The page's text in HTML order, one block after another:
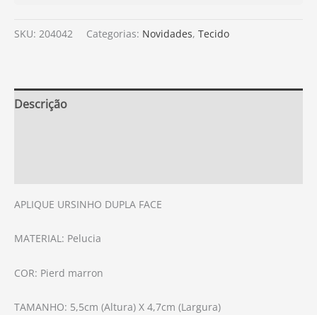
SKU: 204042 Categorias: Novidades, Tecido
Descrição
APLIQUE URSINHO DUPLA FACE
MATERIAL: Pelucia
COR: Pierd marron
TAMANHO: 5,5cm (Altura) X 4,7cm (Largura)